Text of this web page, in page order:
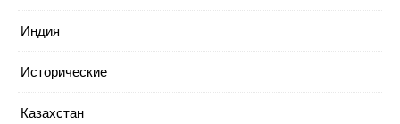
Индия
Исторические
Казахстан